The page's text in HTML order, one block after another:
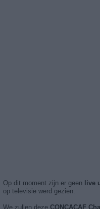
Op dit moment zijn er geen live
op televisie werd gezien.
We zullen deze CONCACAF